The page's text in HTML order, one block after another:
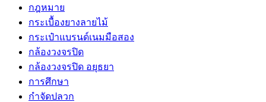
กฎหมาย
กระเบื้องยางลายไม้
กระเป๋าแบรนด์เนมมือสอง
กล้องวงจรปิด
กล้องวงจรปิด อยุธยา
การศึกษา
กำจัดปลวก